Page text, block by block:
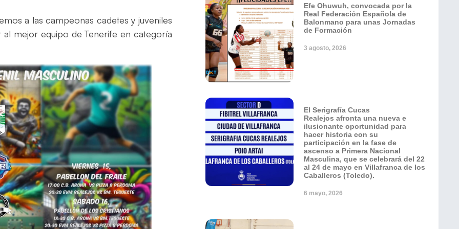
a las campeonas cadetes y juveniles
mejor equipo de Tenerife en categoría
Efe Ohuwuh, convocada por la
Real Federación Española de
Balonmano para unas Jornadas
de Formación
3 agosto, 2026
El Serigrafía Cucas
Realejos afronta una nueva e
ilusionante oportunidad para
hacer historia con su
participación en la fase de
ascenso a Primera Nacional
Masculina, que se celebrará del 22
al 24 de mayo en Villafranca de los
Caballeros (Toledo).
6 mayo, 2026